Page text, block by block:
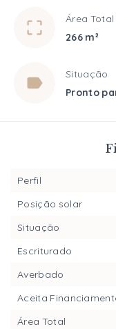
Área Total
266 m²
Situação
Pronto
Perfil
Posição solar
Situação
Escriturado
Averbado
Aceita
Área Total